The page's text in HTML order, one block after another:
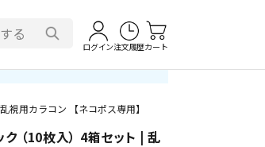
ログイン注文履歴カート
視用カラコン 【ネコポス専用】
（10枚入） 4箱セット | 乱